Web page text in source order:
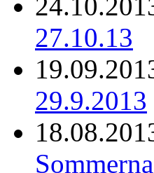
27.10.13
29.9.2013